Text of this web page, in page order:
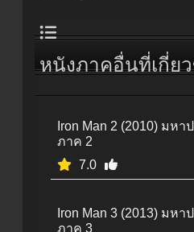
หนังภาคอื่นที่เกี่ย
Iron Man 2 (2010) มหา
ภาค 2
7.0
Iron Man 3 (2013) มหา
ภาค 3